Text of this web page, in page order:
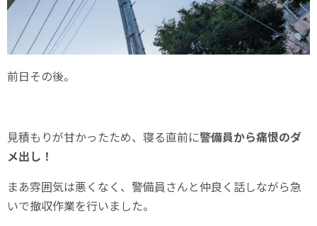
前日その後。
見積もりが甘かったため、寝る直前に警備員から痛恨のダ
メ出し！
まあ雰囲気は悪くなく、警備員さんと仲良く話しながら急
いで撤収作業を行いました。